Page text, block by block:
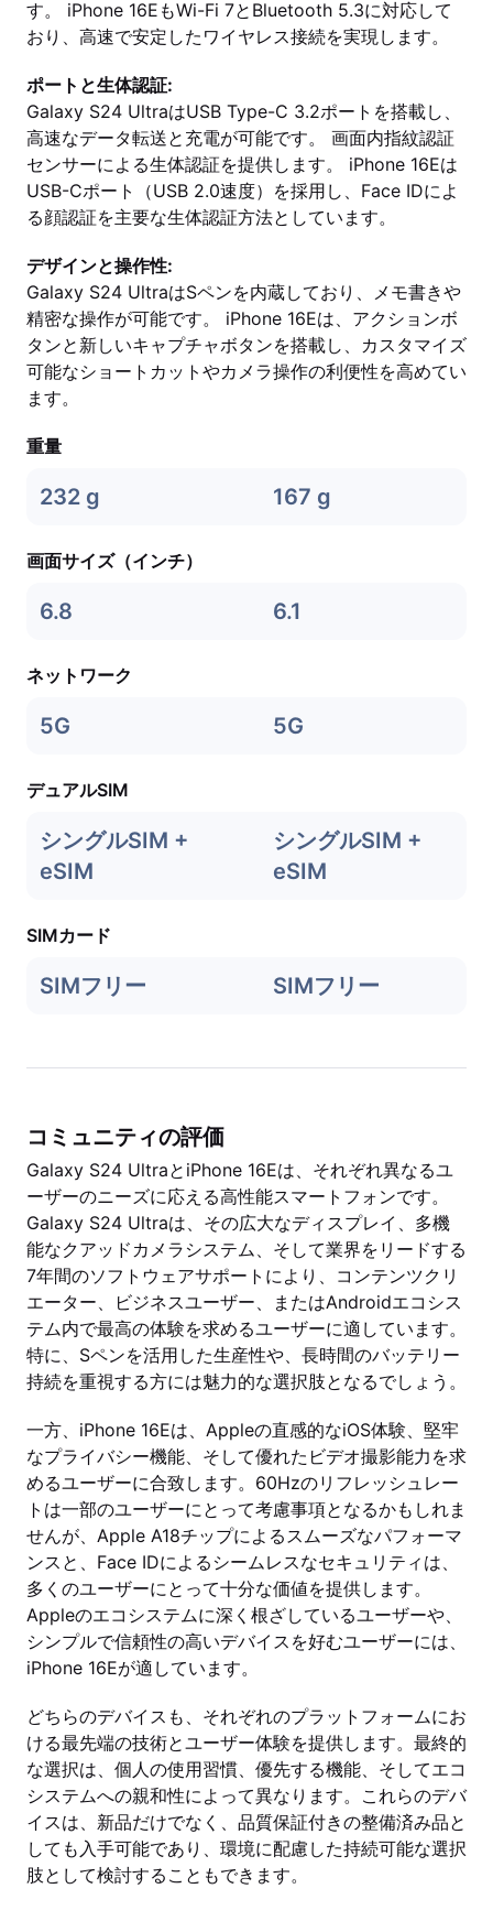
す。 iPhone 16EもWi-Fi 7とBluetooth 5.3に対応して
おり、高速で安定したワイヤレス接続を実現します。
ポートと生体認証:
Galaxy S24 UltraはUSB Type-C 3.2ポートを搭載し、
高速なデータ転送と充電が可能です。 画面内指紋認証
センサーによる生体認証を提供します。 iPhone 16Eは
USB-Cポート（USB 2.0速度）を採用し、Face IDによ
る顔認証を主要な生体認証方法としています。
デザインと操作性:
Galaxy S24 UltraはSペンを内蔵しており、メモ書きや
精密な操作が可能です。 iPhone 16Eは、アクションボ
タンと新しいキャプチャボタンを搭載し、カスタマイズ
可能なショートカットやカメラ操作の利便性を高めてい
ます。
重量
232 g 167 g
画面サイズ（インチ）
6.8 6.1
ネットワーク
5G 5G
デュアルSIM
シングルSIM +
eSIM
シングルSIM +
eSIM
SIMカード
SIMフリー SIMフリー
コミュニティの評価
Galaxy S24 UltraとiPhone 16Eは、それぞれ異なるユ
ーザーのニーズに応える高性能スマートフォンです。
Galaxy S24 Ultraは、その広大なディスプレイ、多機
能なクアッドカメラシステム、そして業界をリードする
7年間のソフトウェアサポートにより、コンテンツクリ
エーター、ビジネスユーザー、またはAndroidエコシス
テム内で最高の体験を求めるユーザーに適しています。
特に、Sペンを活用した生産性や、長時間のバッテリー
持続を重視する方には魅力的な選択肢となるでしょう。
一方、iPhone 16Eは、Appleの直感的なiOS体験、堅牢
なプライバシー機能、そして優れたビデオ撮影能力を求
めるユーザーに合致します。60Hzのリフレッシュレー
トは一部のユーザーにとって考慮事項となるかもしれま
せんが、Apple A18チップによるスムーズなパフォーマ
ンスと、Face IDによるシームレスなセキュリティは、
多くのユーザーにとって十分な価値を提供します。
Appleのエコシステムに深く根ざしているユーザーや、
シンプルで信頼性の高いデバイスを好むユーザーには、
iPhone 16Eが適しています。
どちらのデバイスも、それぞれのプラットフォームにお
ける最先端の技術とユーザー体験を提供します。最終的
な選択は、個人の使用習慣、優先する機能、そしてエコ
システムへの親和性によって異なります。これらのデバ
イスは、新品だけでなく、品質保証付きの整備済み品と
しても入手可能であり、環境に配慮した持続可能な選択
肢として検討することもできます。